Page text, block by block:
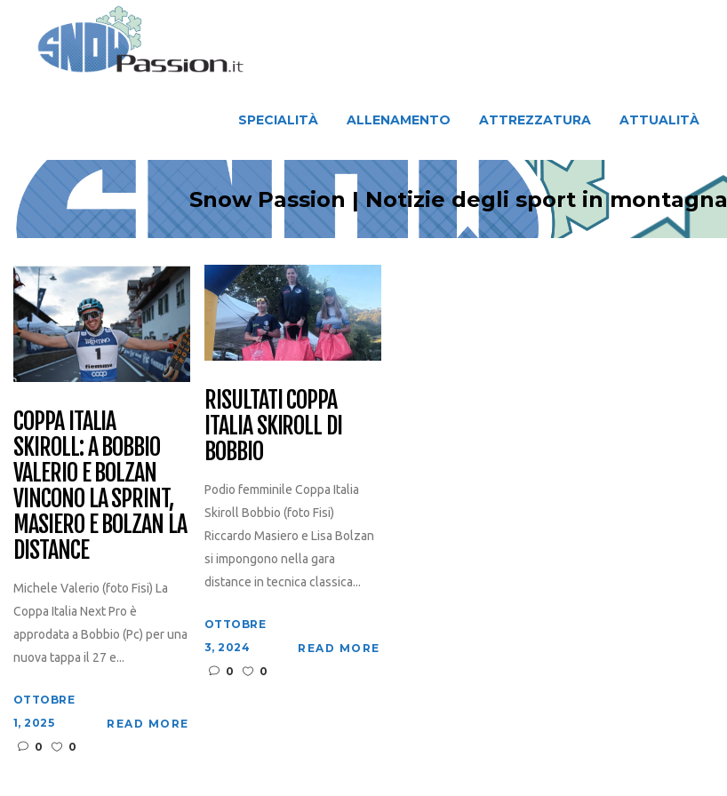
SPECIALITÀ ALLENAMENTO ATTREZZATURA ATTUALITÀ
Snow Passion | Notizie degli sport in montagna
COPPA ITALIA
SKIROLL: A BOBBIO
VALERIO E BOLZAN
VINCONO LA SPRINT,
MASIERO E BOLZAN LA
DISTANCE
Michele Valerio (foto Fisi) La
Coppa Italia Next Pro è
approdata a Bobbio (Pc) per una
nuova tappa il 27 e...
OTTOBRE
1, 2025
0
0
READ MORE
RISULTATI COPPA
ITALIA SKIROLL DI
BOBBIO
Podio femminile Coppa Italia
Skiroll Bobbio (foto Fisi)
Riccardo Masiero e Lisa Bolzan
si impongono nella gara
distance in tecnica classica...
OTTOBRE
3, 2024
0
0
READ MORE